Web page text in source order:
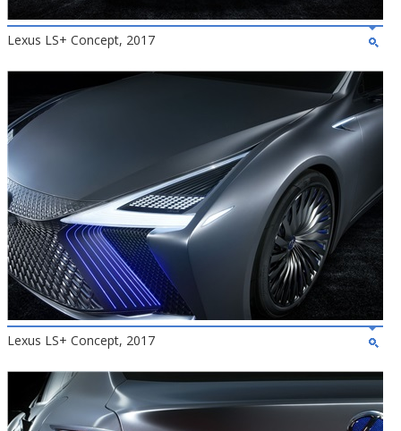
Lexus LS+ Concept, 2017
Lexus LS+ Concept, 2017